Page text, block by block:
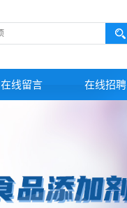
在线留言 在线招聘